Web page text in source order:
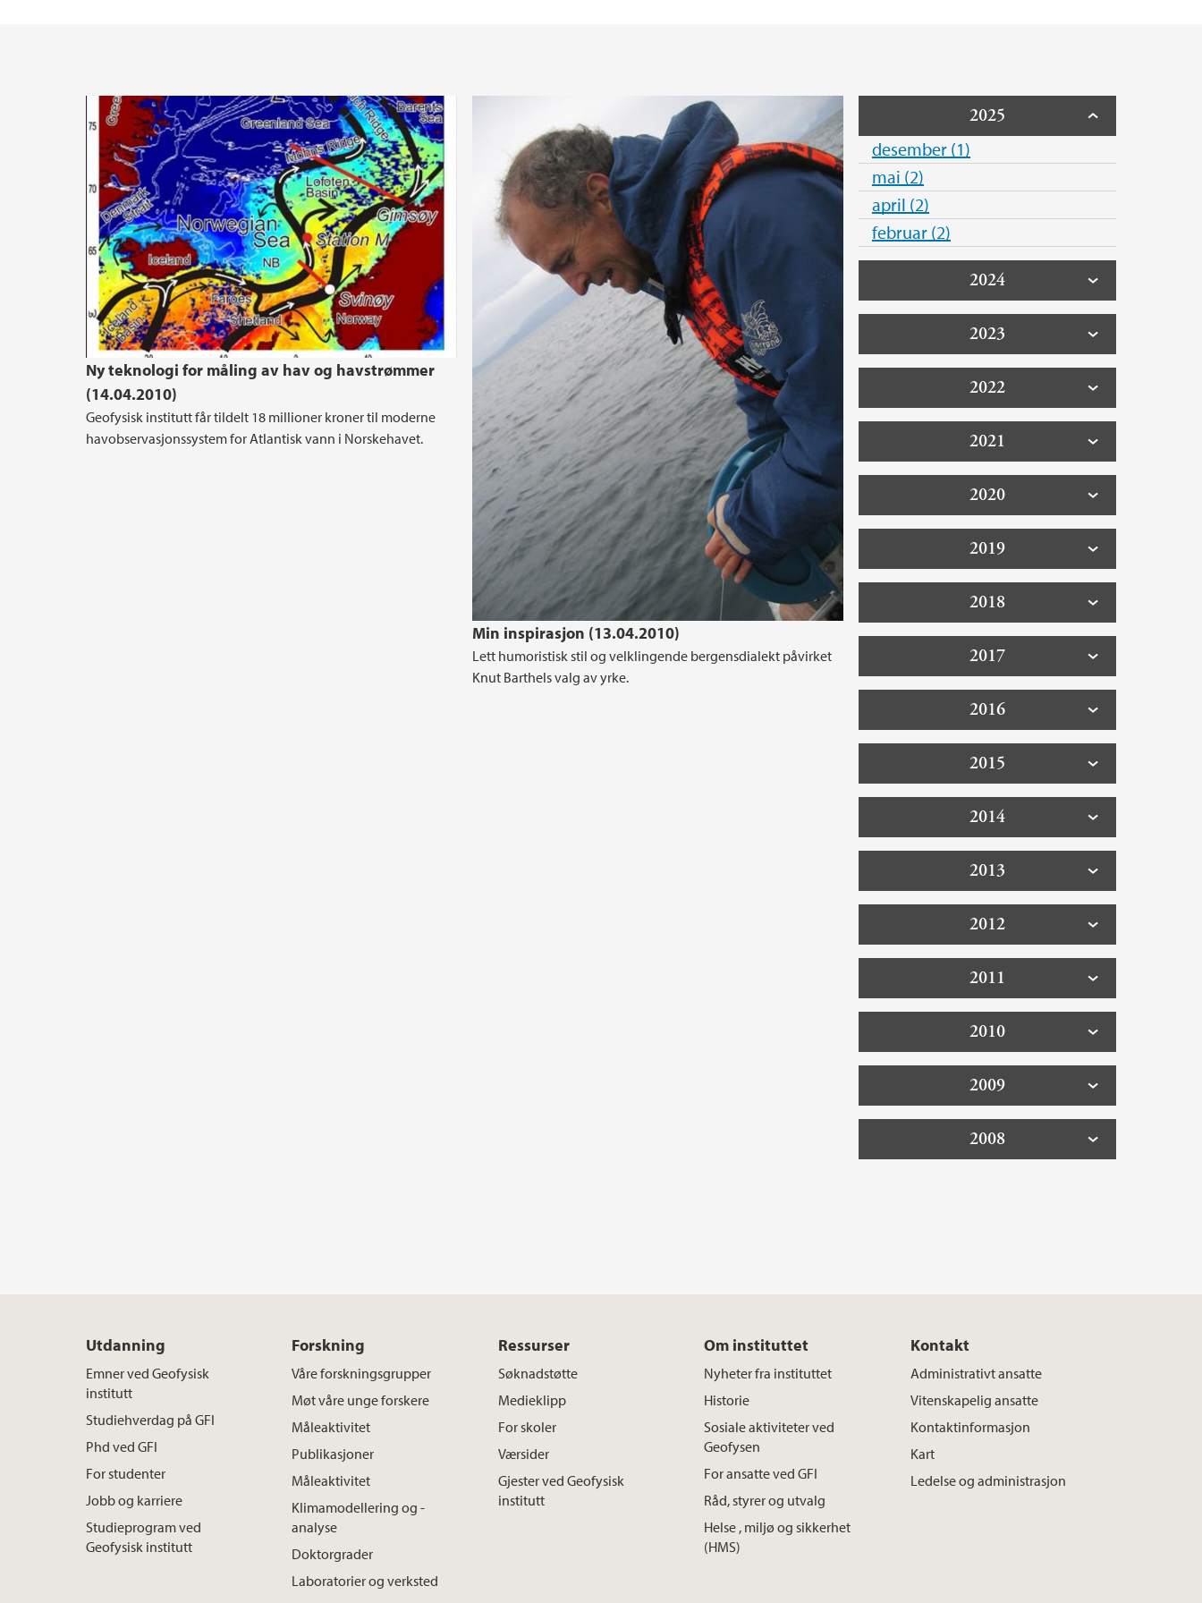
Ny teknologi for måling av hav og havstrømmer
(14.04.2010)
Geofysisk institutt får tildelt 18 millioner kroner til moderne
havobservasjonssystem for Atlantisk vann i Norskehavet.
Min inspirasjon (13.04.2010)
Lett humoristisk stil og velklingende bergensdialekt påvirket
Knut Barthels valg av yrke.
2025
desember (1)
mai (2)
april (2)
februar (2)
2024
2023
2022
2021
2020
2019
2018
2017
2016
2015
2014
2013
2012
2011
2010
2009
2008
Utdanning
Emner ved Geofysisk
institutt
Studiehverdag på GFI
Phd ved GFI
For studenter
Jobb og karriere
Studieprogram ved
Geofysisk institutt
Forskning
Våre forskningsgrupper
Møt våre unge forskere
Måleaktivitet
Publikasjoner
Måleaktivitet
Klimamodellering og -
analyse
Doktorgrader
Laboratorier og verksted
Ressurser
Søknadstøtte
Medieklipp
For skoler
Værsider
Gjester ved Geofysisk
institutt
Om instituttet
Nyheter fra instituttet
Historie
Sosiale aktiviteter ved
Geofysen
For ansatte ved GFI
Råd, styrer og utvalg
Helse , miljø og sikkerhet
(HMS)
Kontakt
Administrativt ansatte
Vitenskapelig ansatte
Kontaktinformasjon
Kart
Ledelse og administrasjon